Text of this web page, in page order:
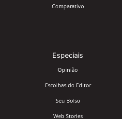
Comparativo
Especiais
Opinião
Escolhas do Editor
Seu Bolso
Web Stories